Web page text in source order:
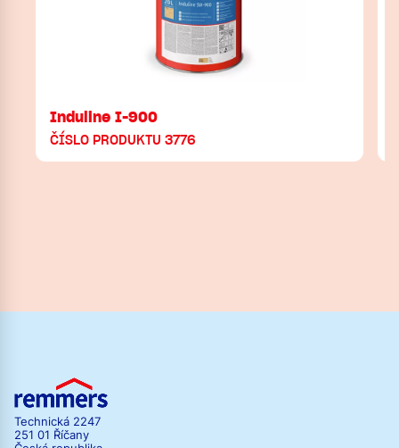
Induline I-900
ČÍSLO PRODUKTU 3776
Technická 2247
251 01 Říčany